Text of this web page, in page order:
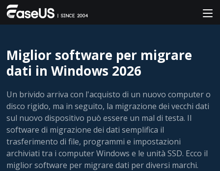
Miglior software per migrare
dati in Windows 2026
Un brivido arriva con l'acquisto di un nuovo computer o
disco rigido, ma in seguito, la migrazione dei vecchi dati
sul nuovo dispositivo può essere un mal di testa. Il
software di migrazione dei dati semplifica il
trasferimento di file, programmi e impostazioni
archiviati tra i computer Windows e le unità SSD. Ecco il
miglior software per migrare dati per diversi marchi.